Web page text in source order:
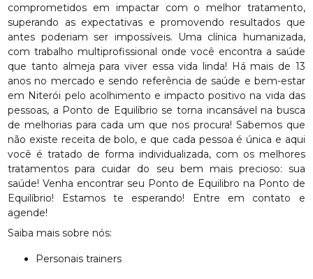
comprometidos em impactar com o melhor tratamento,
superando as expectativas e promovendo resultados que
antes poderiam ser impossíveis. Uma clínica humanizada,
com trabalho multiprofissional onde você encontra a saúde
que tanto almeja para viver essa vida linda! Há mais de 13
anos no mercado e sendo referência de saúde e bem-estar
em Niterói pelo acolhimento e impacto positivo na vida das
pessoas, a Ponto de Equilíbrio se torna incansável na busca
de melhorias para cada um que nos procura! Sabemos que
não existe receita de bolo, e que cada pessoa é única e aqui
você é tratado de forma individualizada, com os melhores
tratamentos para cuidar do seu bem mais precioso: sua
saúde! Venha encontrar seu Ponto de Equilibro na Ponto de
Equilíbrio! Estamos te esperando! Entre em contato e
agende!
Saiba mais sobre nós:
Personais trainers